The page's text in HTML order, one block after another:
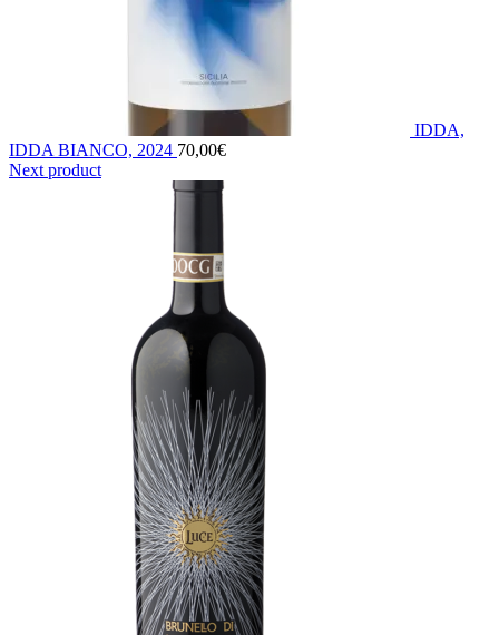
IDDA,
IDDA BIANCO, 2024 70,00€
Next product